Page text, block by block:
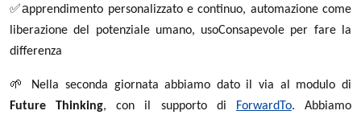
✅apprendimento personalizzato e continuo, automazione come
liberazione del potenziale umano, usoConsapevole per fare la
differenza
🌱
Nella seconda giornata abbiamo dato il via al modulo di
Future Thinking, con il supporto di ForwardTo. Abbiamo